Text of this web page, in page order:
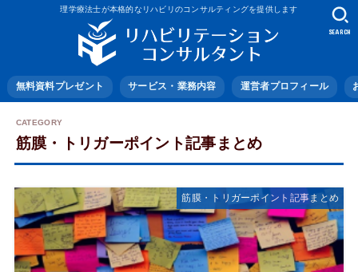
理学療法士が本格的なリハビリのコンサルティングを提供します
無料資料プレゼント サービス・業務内容 運営者プロフィール
SEARCH
筋膜・トリガーポイント記事まとめ
筋膜・トリガーポイント記事まとめ